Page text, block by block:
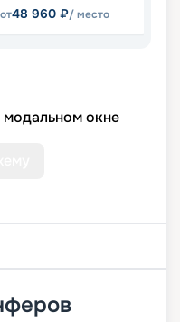
от48 960 ₽/ место
окне